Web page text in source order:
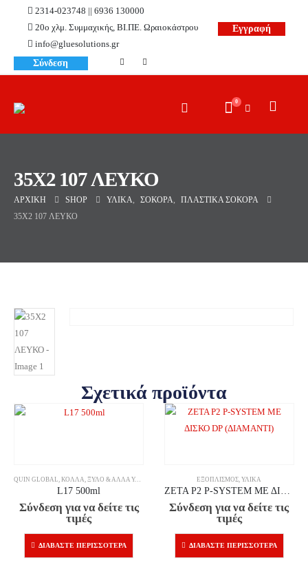
2314-023748 || 6936 130000
20ο χλμ. Συμμαχικής, ΒΙ.ΠΕ. Ωραιοκάστρου
info@gluesolutions.gr
Εγγραφή
Σύνδεση
0
35X2 107 ΛΕΥΚΟ
ΑΡΧΙΚΉ SHOP ΥΛΙΚΆ, ΣΌΚΟΡΑ,
ΠΛΑΣΤΙΚΆ ΣΌΚΟΡΑ
35X2 107 ΛΕΥΚΟ
Σχετικά προϊόντα
QUIN GLOBAL,ΚΌΛΛΑ,ΞΎΛΟ & ΆΛΛΑ ΥΛΙΚΆ
L17 500ml
Σύνδεση για να δείτε τις
τιμές
ΔΙΑΒΆΣΤΕ ΠΕΡΙΣΣΌΤΕΡΑ
ΕΞΟΠΛΙΣΜΌΣ,ΥΛΙΚΆ
ZETA P2 P-SYSTEM ΜΕ ΔΙΣΚΟ DP (ΔΙΑΜΑΝΤΙ)
Σύνδεση για να δείτε τις
τιμές
ΔΙΑΒΆΣΤΕ ΠΕΡΙΣΣΌΤΕΡΑ